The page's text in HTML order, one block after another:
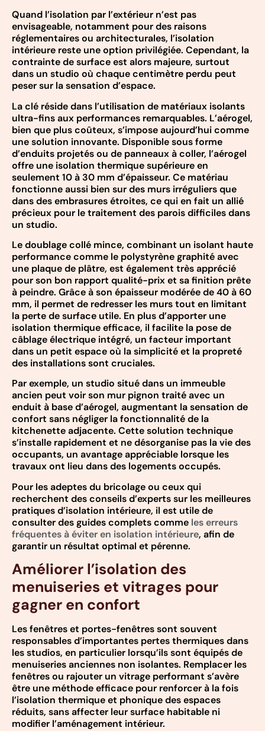
Quand l’isolation par l’extérieur n’est pas
envisageable, notamment pour des raisons
réglementaires ou architecturales, l’isolation
intérieure reste une option privilégiée. Cependant, la
contrainte de surface est alors majeure, surtout
dans un studio où chaque centimètre perdu peut
peser sur la sensation d’espace.
La clé réside dans l’utilisation de matériaux isolants
ultra-fins aux performances remarquables. L’aérogel,
bien que plus coûteux, s’impose aujourd’hui comme
une solution innovante. Disponible sous forme
d’enduits projetés ou de panneaux à coller, l’aérogel
offre une isolation thermique supérieure en
seulement 10 à 30 mm d’épaisseur. Ce matériau
fonctionne aussi bien sur des murs irréguliers que
dans des embrasures étroites, ce qui en fait un allié
précieux pour le traitement des parois difficiles dans
un studio.
Le doublage collé mince, combinant un isolant haute
performance comme le polystyrène graphité avec
une plaque de plâtre, est également très apprécié
pour son bon rapport qualité-prix et sa finition prête
à peindre. Grâce à son épaisseur modérée de 40 à 60
mm, il permet de redresser les murs tout en limitant
la perte de surface utile. En plus d’apporter une
isolation thermique efficace, il facilite la pose de
câblage électrique intégré, un facteur important
dans un petit espace où la simplicité et la propreté
des installations sont cruciales.
Par exemple, un studio situé dans un immeuble
ancien peut voir son mur pignon traité avec un
enduit à base d’aérogel, augmentant la sensation de
confort sans négliger la fonctionnalité de la
kitchenette adjacente. Cette solution technique
s’installe rapidement et ne désorganise pas la vie des
occupants, un avantage appréciable lorsque les
travaux ont lieu dans des logements occupés.
Pour les adeptes du bricolage ou ceux qui
recherchent des conseils d’experts sur les meilleures
pratiques d’isolation intérieure, il est utile de
consulter des guides complets comme les erreurs
fréquentes à éviter en isolation intérieure, afin de
garantir un résultat optimal et pérenne.
Améliorer l’isolation des
menuiseries et vitrages pour
gagner en confort
Les fenêtres et portes-fenêtres sont souvent
responsables d’importantes pertes thermiques dans
les studios, en particulier lorsqu’ils sont équipés de
menuiseries anciennes non isolantes. Remplacer les
fenêtres ou rajouter un vitrage performant s’avère
être une méthode efficace pour renforcer à la fois
l’isolation thermique et phonique des espaces
réduits, sans affecter leur surface habitable ni
modifier l’aménagement intérieur.